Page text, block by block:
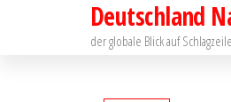
Deutschland
der globale Blick auf